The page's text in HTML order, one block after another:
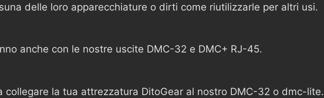
delle loro apparecchiature o dirti come riutilizzarle per altri usi.
anche con le nostre uscite DMC-32 e DMC+ RJ-45.
collegare la tua attrezzatura DitoGear al nostro DMC-32 o dmc-lite.